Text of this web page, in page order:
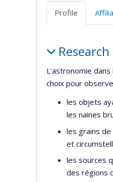
Profile
L'astronomie
choix pour
les objets
les naines
les grains
et
les sources
des régions